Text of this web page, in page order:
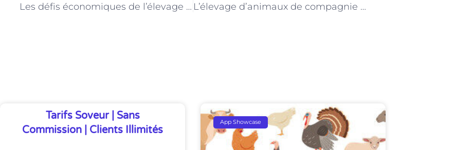
Les défis économiques de l’élevage d’animaux de compagnie à Paris L’élevage d’animaux de compagnie à Paris : une passion qui se transmet de génération en génération
Tarifs Soveur | Sans
Commission | Clients Illimités
App Showcase